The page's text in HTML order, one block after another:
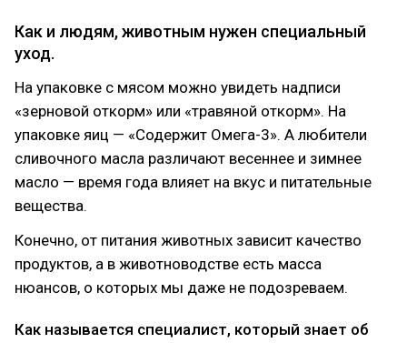
Как и людям, животным нужен специальный
уход.
На упаковке с мясом можно увидеть надписи
«зерновой откорм» или «травяной откорм». На
упаковке яиц — «Содержит Омега-3». А любители
сливочного масла различают весеннее и зимнее
масло — время года влияет на вкус и питательные
вещества.
Конечно, от питания животных зависит качество
продуктов, а в животноводстве есть масса
нюансов, о которых мы даже не подозреваем.
Как называется специалист, который знает об